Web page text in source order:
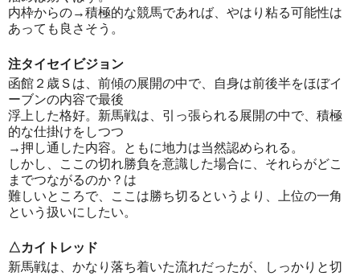
内枠からの→積極的な競馬であれば、やはり粘る可能性は
あっても良さそう。
注タイセイビジョン
函館２歳Ｓは、前傾の展開の中で、自身は前後半をほぼイ
ーブンの内容で最後
浮上した格好。新馬戦は、引っ張られる展開の中で、積極
的な仕掛けをしつつ
→押し通した内容。ともに地力は当然認められる。
しかし、ここの切れ勝負を意識した場合に、それらがどこ
までつながるのか？は
難しいところで、ここは勝ち切るというより、上位の一角
という扱いにしたい。
△カイトレッド
新馬戦は、かなり落ち着いた流れだったが、しっかりと切